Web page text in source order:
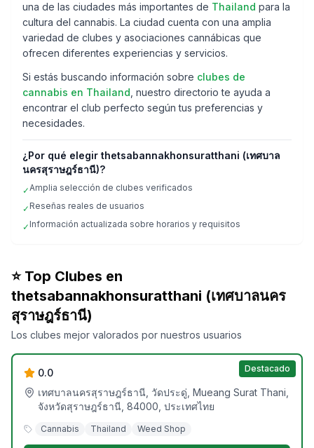
una de las ciudades más importantes de Thailand para la
cultura del cannabis. La ciudad cuenta con una amplia
variedad de clubes y asociaciones cannábicas que
ofrecen diferentes experiencias y servicios.
Si estás buscando información sobre clubes de
cannabis en Thailand , nuestro directorio te ayuda a
encontrar el club perfecto según tus preferencias y
necesidades.
¿Por qué elegir thetsabannakhonsuratthani (เทศบาล
นครสุราษฎร์ธานี)?
✓Amplia selección de clubes verificados
✓ Reseñas reales de usuarios
✓ Información actualizada sobre horarios y requisitos
⭐ Top Clubes en
thetsabannakhonsuratthani (เทศบาลนคร
สุราษฎร์ธานี)
Los clubes mejor valorados por nuestros usuarios
Destacado
Yaksa Grower Store
0.0
เทศบาลนครสุราษฎร์ธานี, วัดประดู่, Mueang Surat Thani,
จังหวัดสุราษฎร์ธานี, 84000, ประเทศไทย
Cannabis Thailand Weed Shop